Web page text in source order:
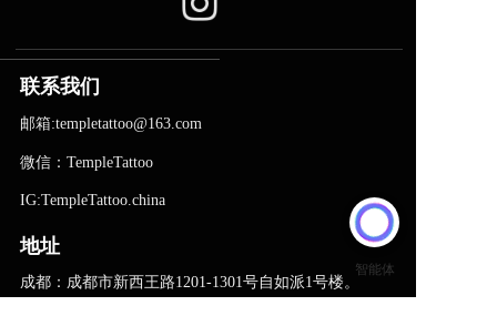
联系我们
邮箱:templetattoo@163.com
微信：TempleTattoo
IG:TempleTattoo.china
地址
成都：成都市新西王路1201-1301号自如派1号楼。